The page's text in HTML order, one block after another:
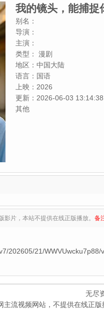
我的镜头，能捕捉
别名：
导演：
主演：
类型：
漫剧
地区： 中国大陆
语言： 国语
上映： 2026
更新： 2026-06-03 13:14:38
其他
片，本站不提供在线正版播放。 备
202605/21/
无尽
主流视频网站，不提供在线正